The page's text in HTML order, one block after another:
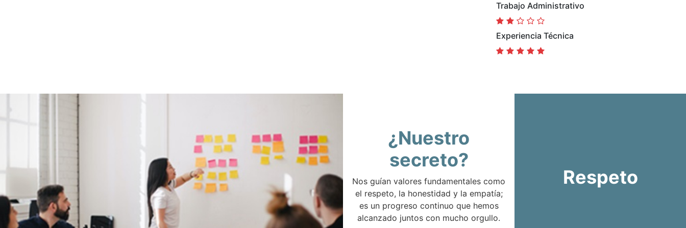
Trabajo Administrativo
Experiencia Técnica
¿Nuestro
secreto?
Nos guían valores fundamentales como
el respeto, la honestidad y la empatía;
es un progreso continuo que hemos
alcanzado juntos con mucho orgullo.
Respeto